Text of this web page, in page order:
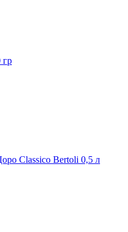
гр
Classico Bertoli 0,5 л